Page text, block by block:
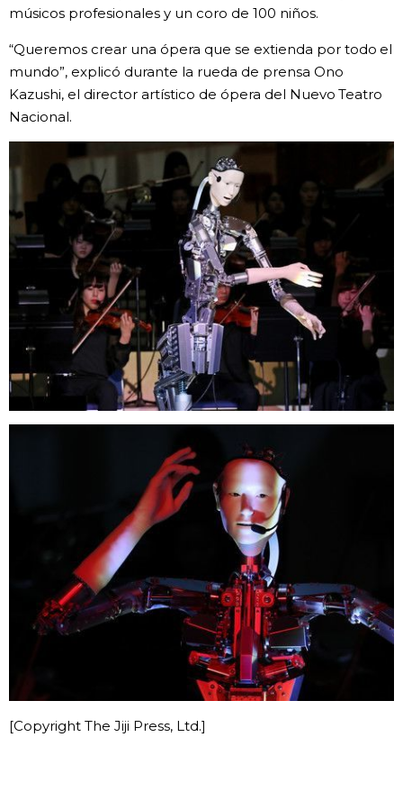
músicos profesionales y un coro de 100 niños.
“Queremos crear una ópera que se extienda por todo el
mundo”, explicó durante la rueda de prensa Ono
Kazushi, el director artístico de ópera del Nuevo Teatro
Nacional.
[Copyright The Jiji Press, Ltd.]